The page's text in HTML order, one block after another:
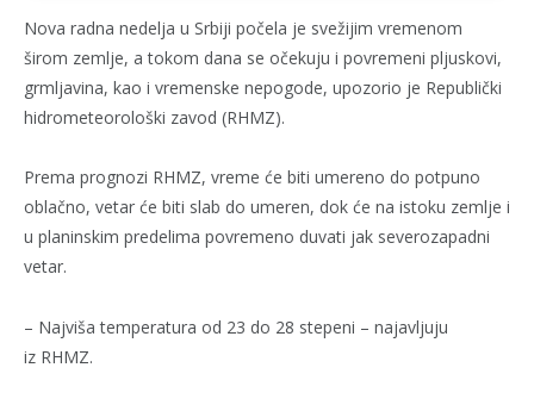
Nova radna nedelja u Srbiji počela je svežijim vremenom
širom zemlje, a tokom dana se očekuju i povremeni pljuskovi,
grmljavina, kao i vremenske nepogode, upozorio je Republički
hidrometeorološki zavod (RHMZ).
Prema prognozi RHMZ, vreme će biti umereno do potpuno
oblačno, vetar će biti slab do umeren, dok će na istoku zemlje i
u planinskim predelima povremeno duvati jak severozapadni
vetar.
– Najviša temperatura od 23 do 28 stepeni – najavljuju
iz RHMZ.